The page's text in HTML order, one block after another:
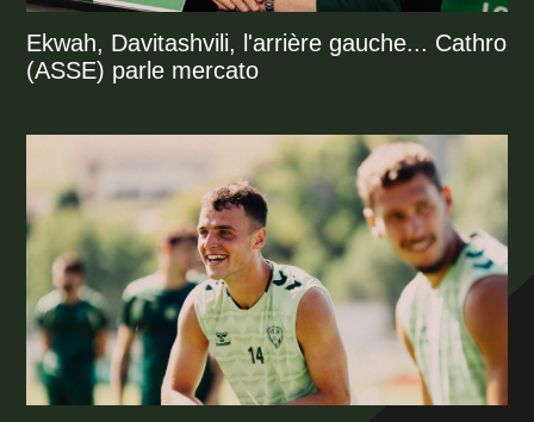
Ekwah, Davitashvili, l'arrière gauche... Cathro
(ASSE) parle mercato